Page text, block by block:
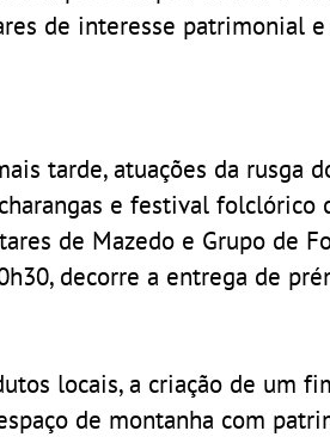
de interesse patrimonial
tarde, atuações da rusga
e festival folclórico
de Mazedo e Grupo de
decorre a entrega de
locais, a criação de um
de montanha com